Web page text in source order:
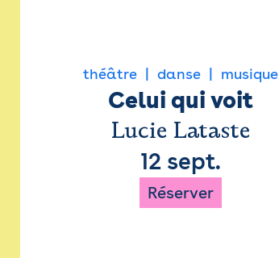
théâtre danse musique
Celui qui voit
Lucie Lataste
12 sept.
Réserver